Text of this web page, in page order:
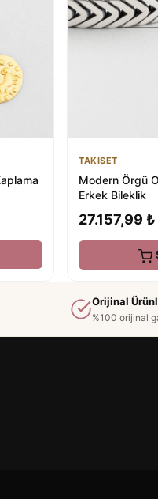
TAKISET
Modern Örgü
Erkek Bileklik
27.157,99 ₺
Orijinal
%100 orijinal